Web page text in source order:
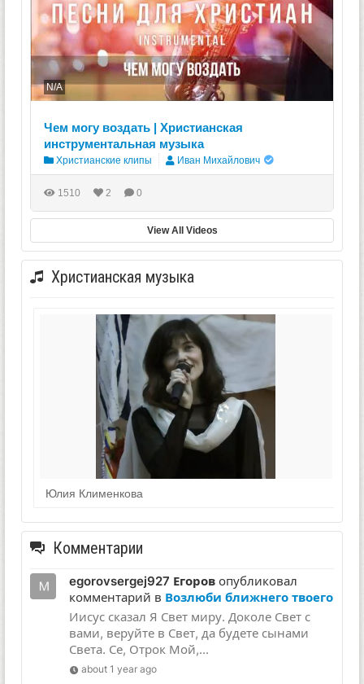
N/A
Чем могу воздать | Христианская
инструментальная музыка
Христианские клипы Иван Михайлович
1510 2 0
View All Videos
Христианская музыка
Юлия Клименкова
Комментарии
egorovsergej927 Егоров опубликовал
комментарий в Возлюби ближнего твоего
Иисус сказал Я Свет миру. Доколе Свет с
вами, веруйте в Свет, да будете сынами
Света. Се, Отрок Мой,...
about 1 year ago